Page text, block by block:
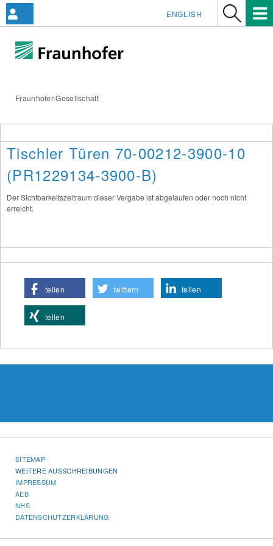
Fraunhofer-Gesellschaft
ENGLISH
Tischler Türen 70-00212-3900-10
(PR1229134-3900-B)
Der Sichtbarkeitszeitraum dieser Vergabe ist abgelaufen oder noch nicht
erreicht.
teilen twittern teilen
teilen
SITEMAP
WEITERE AUSSCHREIBUNGEN
IMPRESSUM
AEB
NHS
DATENSCHUTZERKLÄRUNG